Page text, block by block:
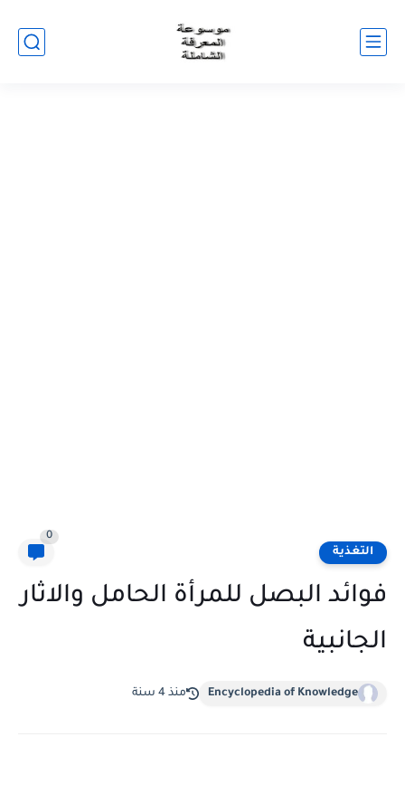
التغذية
0
فوائد البصل للمرأة الحامل والاثار
الجانبية
Encyclopedia of Knowledge منذ 4 سنة